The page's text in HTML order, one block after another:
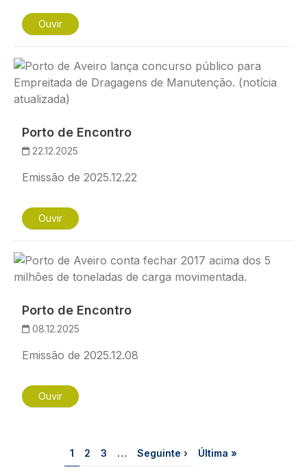
Ouvir
Imagem
Porto de Encontro
22.12.2025
Emissão de 2025.12.22
Ouvir
Imagem
Porto de Encontro
08.12.2025
Emissão de 2025.12.08
Ouvir
Página
1 Página
2 Página
3 … Próxima página
Seguinte › Última página
Última »